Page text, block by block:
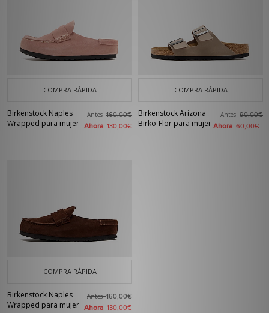
COMPRA RÁPIDA
Birkenstock Naples
Wrapped para mujer
Antes160,00€
Ahora 130,00€
COMPRA RÁPIDA
Birkenstock Arizona
Birko-Flor para mujer
Antes90,00€
Ahora 60,00€
COMPRA RÁPIDA
Birkenstock Naples
Wrapped para mujer
Antes160,00€
Ahora 130,00€